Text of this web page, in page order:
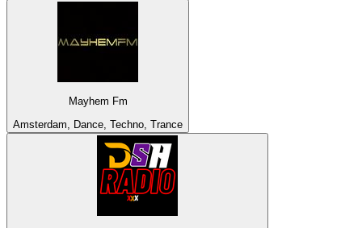
Mayhem Fm
Amsterdam, Dance, Techno, Trance